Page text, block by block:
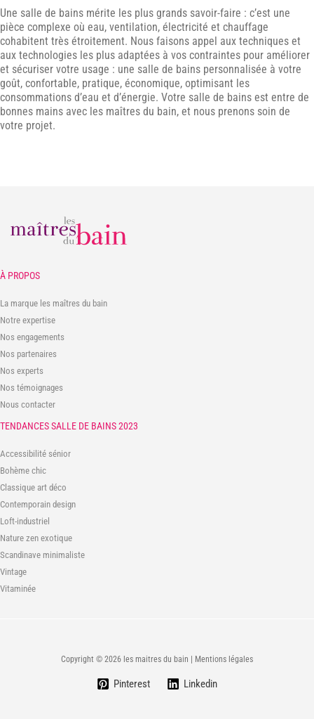
Une salle de bains mérite les plus grands savoir-faire : c’est une
pièce complexe où eau, ventilation, électricité et chauffage
cohabitent très étroitement. Nous faisons appel aux techniques et
aux technologies les plus adaptées à vos contraintes pour améliorer
et sécuriser votre usage : une salle de bains personnalisée à votre
goût, confortable, pratique, économique, optimisant les
consommations d’eau et d’énergie. Votre salle de bains est entre de
bonnes mains avec les maîtres du bain, et nous prenons soin de
votre projet.
À PROPOS
La marque les maîtres du bain
Notre expertise
Nos engagements
Nos partenaires
Nos experts
Nos témoignages
Nous contacter
TENDANCES SALLE DE BAINS 2023
Accessibilité sénior
Bohème chic
Classique art déco
Contemporain design
Loft-industriel
Nature zen exotique
Scandinave minimaliste
Vintage
Vitaminée
Copyright © 2026 les maitres du bain | Mentions légales
Pinterest Linkedin